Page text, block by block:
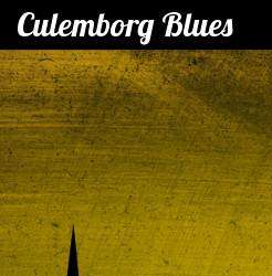
Skip
to
content
Culemborg Blues